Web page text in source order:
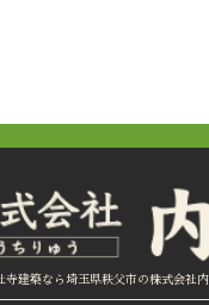
寺建築なら埼玉県秩父市の株式会社